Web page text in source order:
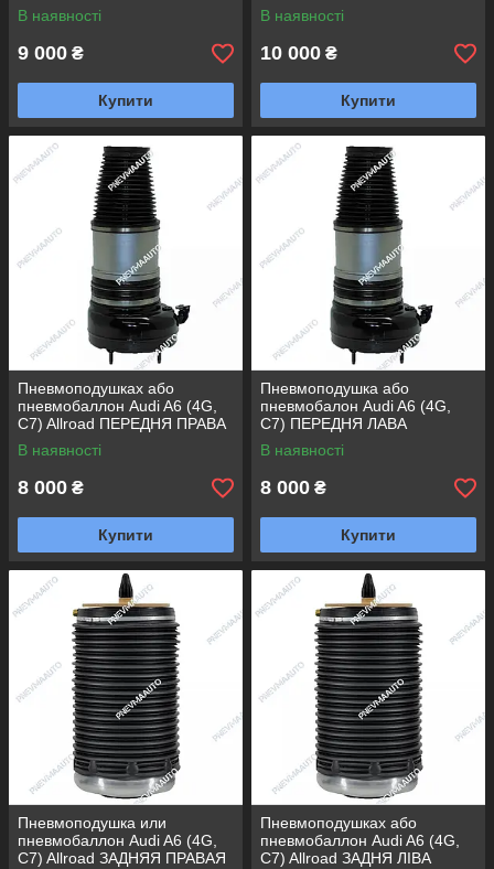
В наявності
9 000 ₴
Купити
В наявності
10 000 ₴
Купити
Пневмоподушках або
пневмобаллон Audi A6 (4G,
C7) Allroad ПЕРЕДНЯ ПРАВА
В наявності
8 000 ₴
Купити
Пневмоподушка або
пневмобалон Audi A6 (4G,
C7) ПЕРЕДНЯ ЛАВА
В наявності
8 000 ₴
Купити
Пневмоподушка или
пневмобаллон Audi A6 (4G,
C7) Allroad ЗАДНЯЯ ПРАВАЯ
Пневмоподушках або
пневмобаллон Audi A6 (4G,
C7) Allroad ЗАДНЯ ЛІВА